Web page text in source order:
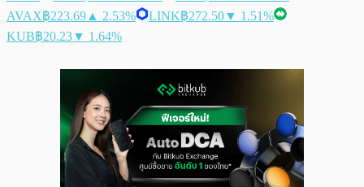
AVAX฿223.69 ▲ 2.53% LINK฿272.50▼ 1.51%
KUB฿20.23▼ 1.64%